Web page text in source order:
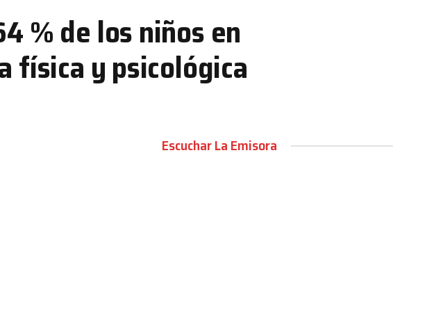
% de los niños en
física y psicológica
Escuchar La Emisora